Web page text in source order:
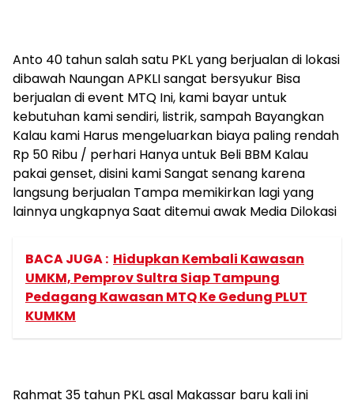
Anto 40 tahun salah satu PKL yang berjualan di lokasi
dibawah Naungan APKLI sangat bersyukur Bisa
berjualan di event MTQ Ini, kami bayar untuk
kebutuhan kami sendiri, listrik, sampah Bayangkan
Kalau kami Harus mengeluarkan biaya paling rendah
Rp 50 Ribu / perhari Hanya untuk Beli BBM Kalau
pakai genset, disini kami Sangat senang karena
langsung berjualan Tampa memikirkan lagi yang
lainnya ungkapnya Saat ditemui awak Media Dilokasi
BACA JUGA : Hidupkan Kembali Kawasan
UMKM, Pemprov Sultra Siap Tampung
Pedagang Kawasan MTQ Ke Gedung PLUT
KUMKM
Rahmat 35 tahun PKL asal Makassar baru kali ini